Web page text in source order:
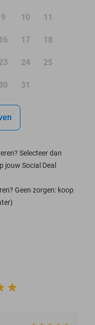
9 10 11
16 17 18
24 25
31
Selecteer dan
jouw Social Deal
Geen zorgen: koop